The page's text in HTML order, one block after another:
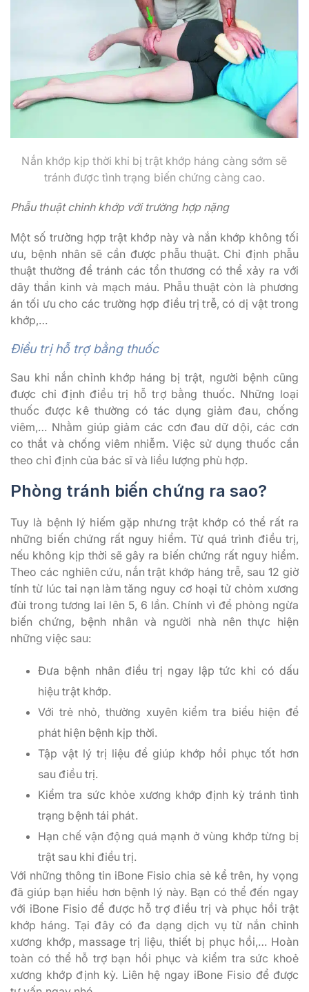
Nắn khớp kịp thời khi bị trật khớp háng càng sớm sẽ
tránh được tình trạng biến chứng càng cao.
Phẫu thuật chỉnh khớp với trường hợp nặng
Một số trường hợp trật khớp này và nắn khớp không tối
ưu, bệnh nhân sẽ cần được phẫu thuật. Chỉ định phẫu
thuật thường để tránh các tổn thương có thể xảy ra với
dây thần kinh và mạch máu. Phẫu thuật còn là phương
án tối ưu cho các trường hợp điều trị trễ, có dị vật trong
khớp,…
Điều trị hỗ trợ bằng thuốc
Sau khi nắn chỉnh khớp háng bị trật, người bệnh cũng
được chỉ định điều trị hỗ trợ bằng thuốc. Những loại
thuốc được kê thường có tác dụng giảm đau, chống
viêm,… Nhằm giúp giảm các cơn đau dữ dội, các cơn
co thắt và chống viêm nhiễm. Việc sử dụng thuốc cần
theo chỉ định của bác sĩ và liều lượng phù hợp.
Phòng tránh biến chứng ra sao?
Tuy là bệnh lý hiếm gặp nhưng trật khớp có thể rất ra
những biến chứng rất nguy hiểm. Từ quá trình điều trị,
nếu không kịp thời sẽ gây ra biến chứng rất nguy hiểm.
Theo các nghiên cứu, nắn trật khớp háng trễ, sau 12 giờ
tính từ lúc tai nạn làm tăng nguy cơ hoại tử chỏm xương
đùi trong tương lai lên 5, 6 lần. Chính vì để phòng ngừa
biến chứng, bệnh nhân và người nhà nên thực hiện
những việc sau:
Đưa bệnh nhân điều trị ngay lập tức khi có dấu
hiệu trật khớp.
Với trẻ nhỏ, thường xuyên kiểm tra biểu hiện để
phát hiện bệnh kịp thời.
Tập vật lý trị liệu để giúp khớp hồi phục tốt hơn
sau điều trị.
Kiểm tra sức khỏe xương khớp định kỳ tránh tình
trạng bệnh tái phát.
Hạn chế vận động quá mạnh ở vùng khớp từng bị
trật sau khi điều trị.
Với những thông tin iBone Fisio chia sẻ kể trên, hy vọng
đã giúp bạn hiểu hơn bệnh lý này. Bạn có thể đến ngay
với iBone Fisio để được hỗ trợ điều trị và phục hồi trật
khớp háng. Tại đây có đa dạng dịch vụ từ nắn chỉnh
xương khớp, massage trị liệu, thiết bị phục hồi,… Hoàn
toàn có thể hỗ trợ bạn hồi phục và kiểm tra sức khoẻ
xương khớp định kỳ. Liên hệ ngay iBone Fisio để được